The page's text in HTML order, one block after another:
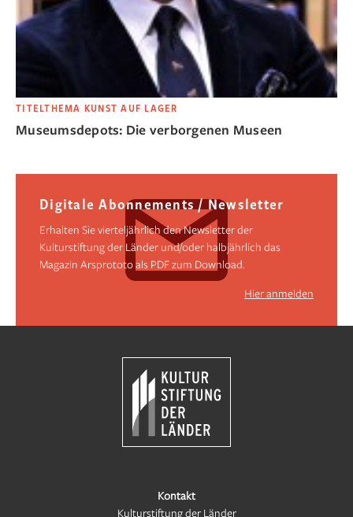
TITELTHEMA KUNST AUF LAGER
Museumsdepots: Die verborgenen Museen
Digitale Abonnements / Newsletter
Erhalten Sie vierteljährlich den Newsletter der
Kulturstiftung der Länder und/oder halbjährlich das
Magazin Arsprototo als PDF zum Download.
Hier anmelden
Kontakt
Kulturstiftung der Länder